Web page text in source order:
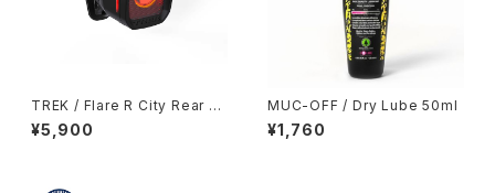
TREK / Flare R City Rear Li
ght
¥5,900
MUC-OFF / Dry Lube 50ml
¥1,760